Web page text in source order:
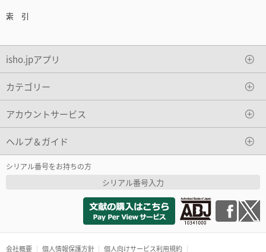
索 引
isho.jpアプリ
カテゴリー
アカウントサービス
ヘルプ＆ガイド
シリアル番号をお持ちの方
シリアル番号入力
会社概要 個人情報保護方針 個人向けサービス利用規約